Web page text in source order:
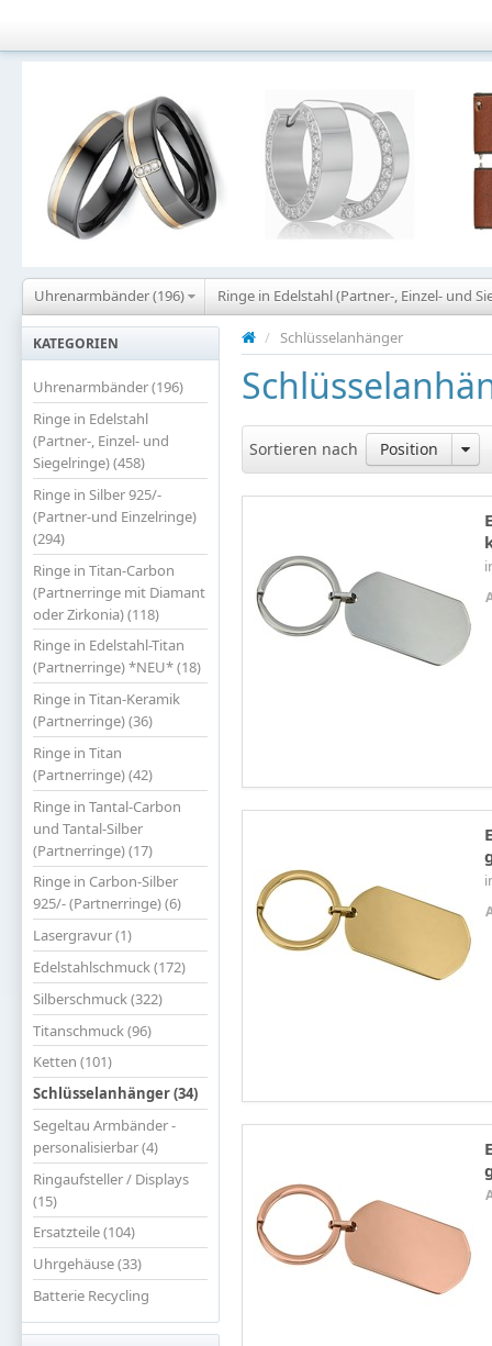
Uhrenarmbänder (196) Ringe in Edelstahl (Partner-, Einzel- und
KATEGORIEN
Uhrenarmbänder (196)
Ringe in Edelstahl
(Partner-, Einzel- und
Siegelringe) (458)
Ringe in Silber 925/-
(Partner-und Einzelringe)
(294)
Ringe in Titan-Carbon
(Partnerringe mit Diamant
oder Zirkonia) (118)
Ringe in Edelstahl-Titan
(Partnerringe) *NEU* (18)
Ringe in Titan-Keramik
(Partnerringe) (36)
Ringe in Titan
(Partnerringe) (42)
Ringe in Tantal-Carbon
und Tantal-Silber
(Partnerringe) (17)
Ringe in Carbon-Silber
925/- (Partnerringe) (6)
Lasergravur (1)
Edelstahlschmuck (172)
Silberschmuck (322)
Titanschmuck (96)
Ketten (101)
Schlüsselanhänger (34)
Segeltau Armbänder -
personalisierbar (4)
Ringaufsteller / Displays
(15)
Ersatzteile (104)
Uhrgehäuse (33)
Batterie Recycling
/ Schlüsselanhänger
Sortieren nach Position